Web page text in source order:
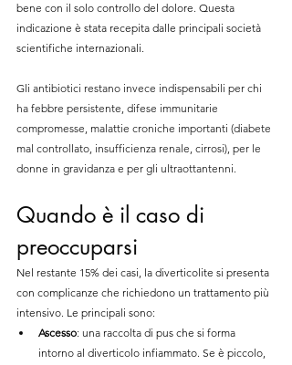
bene con il solo controllo del dolore. Questa
indicazione è stata recepita dalle principali società
scientifiche internazionali.
Gli antibiotici restano invece indispensabili per chi
ha febbre persistente, difese immunitarie
compromesse, malattie croniche importanti (diabete
mal controllato, insufficienza renale, cirrosi), per le
donne in gravidanza e per gli ultraottantenni.
Quando è il caso di
preoccuparsi
Nel restante 15% dei casi, la diverticolite si presenta
con complicanze che richiedono un trattamento più
intensivo. Le principali sono:
Ascesso: una raccolta di pus che si forma
intorno al diverticolo infiammato. Se è piccolo,